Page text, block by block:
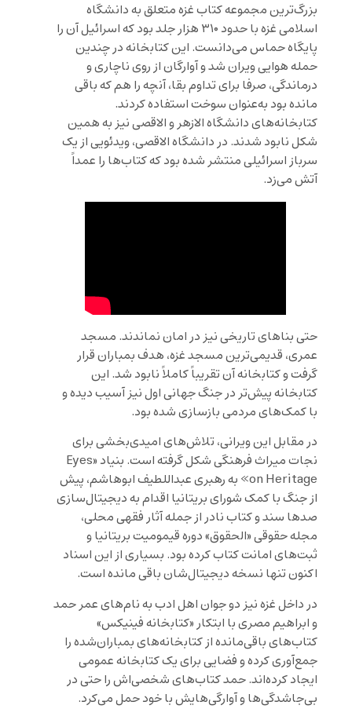
بزرگ‌ترین مجموعه کتاب غزه متعلق به دانشگاه
اسلامی غزه با حدود ۳۱۰ هزار جلد بود که اسرائیل آن را
پایگاه حماس می‌دانست. این کتابخانه در چندین
حمله هوایی ویران شد و آوارگان از روی ناچاری و
درماندگی، صرفا برای تداوم بقا، آنچه را هم که باقی
مانده بود به‌عنوان سوخت استفاده کردند.
کتابخانه‌های دانشگاه الازهر و الاقصی نیز به همین
شکل نابود شدند. در دانشگاه الاقصی، ویدئویی از یک
سرباز اسرائیلی منتشر شده بود که کتاب‌ها را عمداً
آتش می‌زد.
حتی بناهای تاریخی نیز در امان نماندند. مسجد
عمری، قدیمی‌ترین مسجد غزه، هدف بمباران قرار
گرفت و کتابخانه آن تقریباً کاملاً نابود شد. این
کتابخانه پیش‌تر در جنگ جهانی اول نیز آسیب دیده و
با کمک‌های مردمی بازسازی شده بود.
در مقابل این ویرانی، تلاش‌های امیدی‌بخشی برای
نجات میراث فرهنگی شکل گرفته است. بنیاد «Eyes
on Heritage» به رهبری عبداللطیف ابوهاشم، پیش
از جنگ با کمک شورای بریتانیا اقدام به دیجیتال‌سازی
صدها سند و کتاب نادر از جمله آثار فقهی محلی،
مجله حقوقی «الحقوق» دوره قیمومیت بریتانیا و
ثبت‌های امانت کتاب کرده بود. بسیاری از این اسناد
اکنون تنها نسخه دیجیتال‌شان باقی مانده است.
در داخل غزه نیز دو جوان اهل ادب به نام‌های عمر حمد
و ابراهیم مصری با ابتکار «کتابخانه فینیکس»
کتاب‌های باقی‌مانده از کتابخانه‌های بمباران‌شده را
جمع‌آوری کرده و فضایی برای یک کتابخانه عمومی
ایجاد کرده‌اند. حمد کتاب‌های شخصی‌اش را حتی در
بی‌جاشدگی‌ها و آوارگی‌هایش با خود حمل می‌کرد.